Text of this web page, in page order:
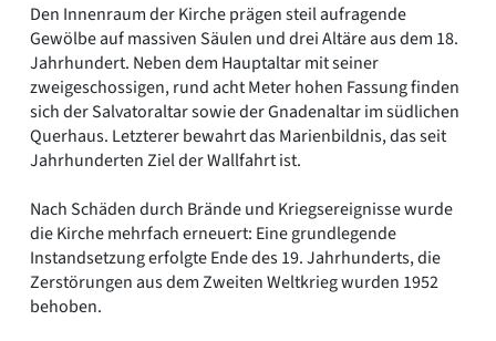
Den Innenraum der Kirche prägen steil aufragende
Gewölbe auf massiven Säulen und drei Altäre aus dem 18.
Jahrhundert. Neben dem Hauptaltar mit seiner
zweigeschossigen, rund acht Meter hohen Fassung finden
sich der Salvatoraltar sowie der Gnadenaltar im südlichen
Querhaus. Letzterer bewahrt das Marienbildnis, das seit
Jahrhunderten Ziel der Wallfahrt ist.
Nach Schäden durch Brände und Kriegsereignisse wurde
die Kirche mehrfach erneuert: Eine grundlegende
Instandsetzung erfolgte Ende des 19. Jahrhunderts, die
Zerstörungen aus dem Zweiten Weltkrieg wurden 1952
behoben.